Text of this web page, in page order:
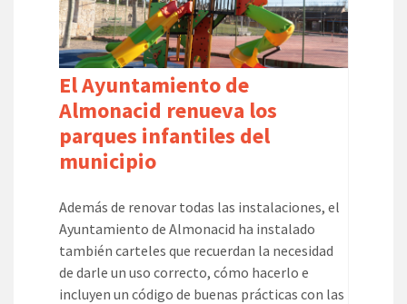
El Ayuntamiento de
Almonacid renueva los
parques infantiles del
municipio
Además de renovar todas las instalaciones, el
Ayuntamiento de Almonacid ha instalado
también carteles que recuerdan la necesidad
de darle un uso correcto, cómo hacerlo e
incluyen un código de buenas prácticas con las